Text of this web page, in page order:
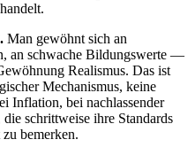
Man gewöhnt sich an
an schwache Bildungswerte —
Realismus. Das ist
Mechanismus, keine
Inflation, bei nachlassender
schrittweise ihre Standards
bemerken.